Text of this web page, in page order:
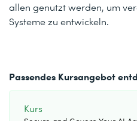
allen genutzt werden, um
Systeme zu entwickeln.
Passendes Kursangebot
Kurs